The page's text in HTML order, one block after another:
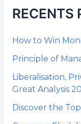
o
RECENTS
How to Win
Principle of
Liberalisation,
Great Analysis
Discover the